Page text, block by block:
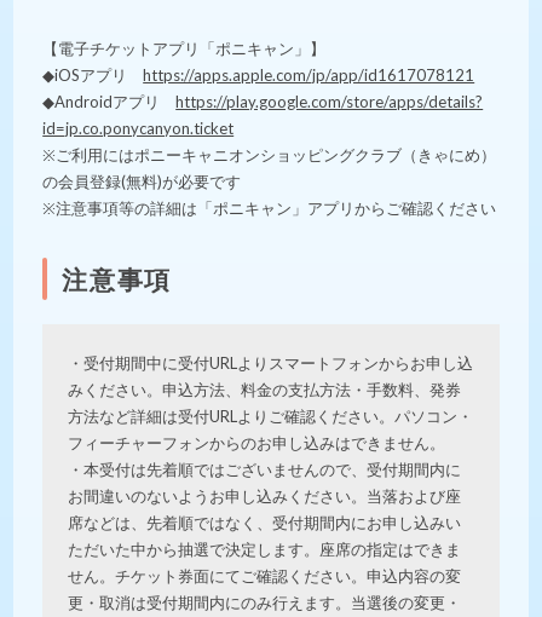
【電子チケットアプリ「ポニキャン」】
◆iOSアプリhttps://apps.apple.com/jp/app/id1617078121
◆Androidアプリhttps://play.google.com/store/apps/details?
id=jp.co.ponycanyon.ticket
※ご利用にはポニーキャニオンショッピングクラブ（きゃにめ）
の会員登録(無料)が必要です
※注意事項等の詳細は「ポニキャン」アプリからご確認ください
注意事項
・受付期間中に受付URLよりスマートフォンからお申し込
みください。申込方法、料金の支払方法・手数料、発券
方法など詳細は受付URLよりご確認ください。パソコン・
フィーチャーフォンからのお申し込みはできません。
・本受付は先着順ではございませんので、受付期間内に
お間違いのないようお申し込みください。当落および座
席などは、先着順ではなく、受付期間内にお申し込みい
ただいた中から抽選で決定します。座席の指定はできま
せん。チケット券面にてご確認ください。申込内容の変
更・取消は受付期間内にのみ行えます。当選後の変更・